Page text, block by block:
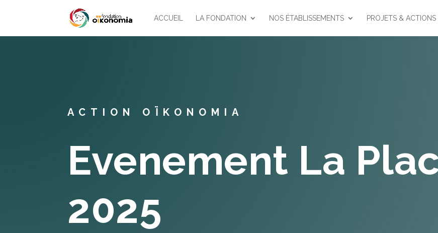
ACCUEIL LA FONDATION NOS ÉTABLISSEMENTS PROJETS & ACTIONS
ACTION OÏKONOMIA
Evenement La
2025